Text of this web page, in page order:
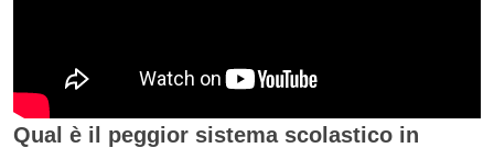
Qual è il peggior sistema scolastico in